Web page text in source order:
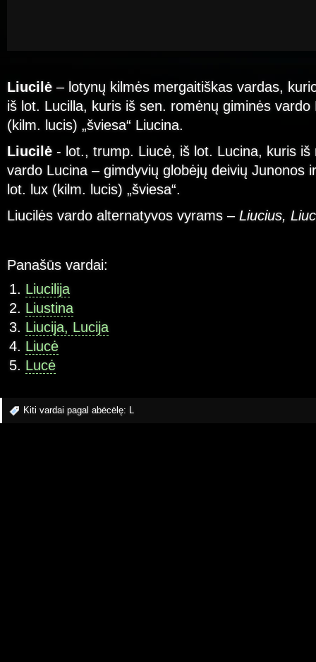
Liucilė – lotynų kilmės mergaitiškas vardas,
iš lot. Lucilla, kuris iš sen. romėnų giminės vardo
(kilm. lucis) „šviesa“ Liucina.
Liucilė - lot., trump. Liucė, iš lot. Lucina, kuris iš
vardo Lucina – gimdyvių globėjų deivių Junonos
lot. lux (kilm. lucis) „šviesa“.
Liucilės vardo alternatyvos vyrams – Liucius,
Panašūs vardai:
Liucilija
Liustina
Liucija, Lucija
Liucė
Lucė
Kiti vardai pagal abėcėlę: L